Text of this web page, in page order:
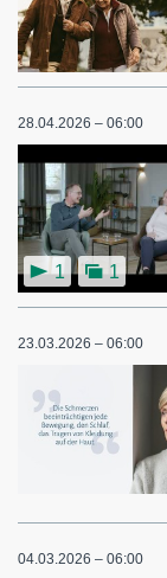
28.04.2026 – 06:00
1 1
23.03.2026 – 06:00
04.03.2026 – 06:00